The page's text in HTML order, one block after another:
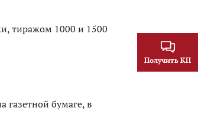
тиражом 1000 и 1500
газетной бумаге, в
Получить КП